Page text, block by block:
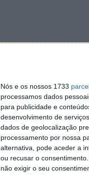
Nós e os nossos 1733
processamos dados
para publicidade e
desenvolvimento de serviços.
dados de geolocalização
processamento por nossa
alternativa, pode aceder a
ou recusar o consentimento.
não exigir o seu